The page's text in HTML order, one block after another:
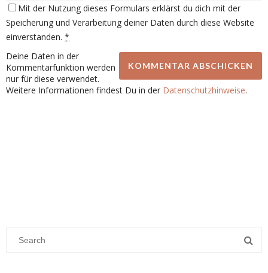
Mit der Nutzung dieses Formulars erklärst du dich mit der
Speicherung und Verarbeitung deiner Daten durch diese Website
einverstanden. *
Deine Daten in der
Kommentarfunktion werden
nur für diese verwendet.
Weitere Informationen findest Du in der Datenschutzhinweise.